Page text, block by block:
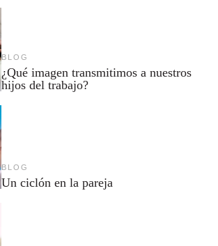
BLOG
¿Qué imagen transmitimos a nuestros
hijos del trabajo?
BLOG
Un ciclón en la pareja